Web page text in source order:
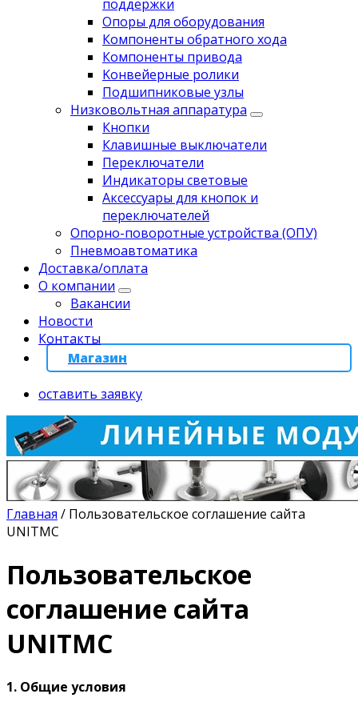
поддержки
Опоры для оборудования
Компоненты обратного хода
Компоненты привода
Koнвейерныe pолики
Подшипниковые узлы
Низковольтная аппаратура
Кнопки
Клавишные выключатели
Переключатели
Индикаторы световые
Аксессуары для кнопок и
переключателей
Опорно-поворотные устройства (ОПУ)
Пневмоавтоматика
Доставка/оплата
О компании
Вакансии
Новости
Контакты
Магазин
оставить заявку
Главная / Пользовательское соглашение сайта
UNITMC
Пользовательское
соглашение сайта
UNITMC
1. Общие условия